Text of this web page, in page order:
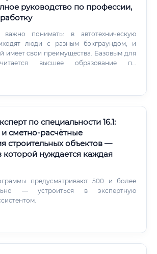
руководство по профессии,
понимать: в автотехническую
люди с разным бэкграундом, и
имеет свои преимущества. Базовым для
высшее образование по
эксплуатация автомобилей»,
по специальности 16.1:
и сметно-расчётные
строительных объектов —
которой нуждается каждая
предусматривают 500 и более
— устроиться в экспертную